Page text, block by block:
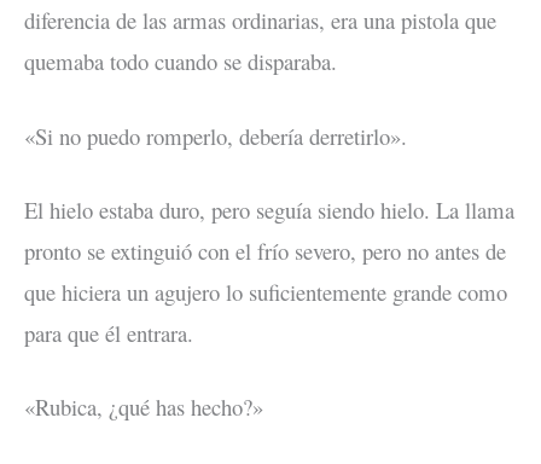
diferencia de las armas ordinarias, era una pistola que
quemaba todo cuando se disparaba.
«Si no puedo romperlo, debería derretirlo».
El hielo estaba duro, pero seguía siendo hielo. La llama
pronto se extinguió con el frío severo, pero no antes de
que hiciera un agujero lo suficientemente grande como
para que él entrara.
«Rubica, ¿qué has hecho?»